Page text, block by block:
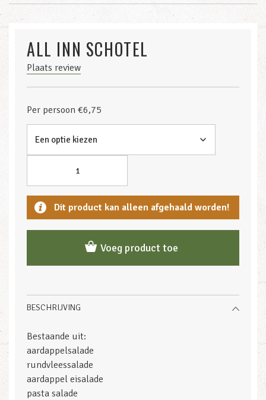
ALL INN SCHOTEL
Plaats review
Per persoon €6,75
Dit product kan alleen afgehaald worden!
Voeg product toe
BESCHRIJVING
Bestaande uit:
aardappelsalade
rundvleessalade
aardappel eisalade
pasta salade